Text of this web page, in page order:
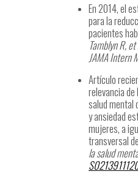
En 2014, el
para la
pacientes
Tamblyn R,
JAMA Intern
Artículo
relevancia
salud mental
y ansiedad
mujeres, a
transversal
la salud